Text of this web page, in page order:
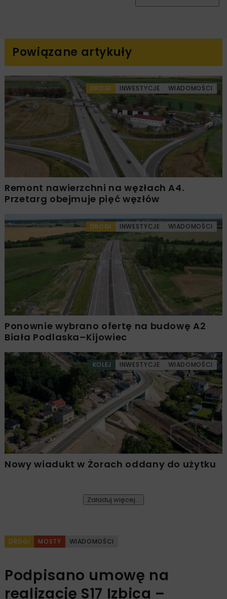
Powiązane artykuły
DROGI INWESTYCJE WIADOMOŚCI
Remont nawierzchni na węzłach A4.
Przetarg obejmuje pięć węzłów
DROGI INWESTYCJE WIADOMOŚCI
Ponownie wybrano ofertę na budowę A2
Biała Podlaska–Kijowiec
KOLEJ INWESTYCJE WIADOMOŚCI
Nowy wiadukt w Żorach oddany do użytku
Załaduj więcej...
DROGI MOSTY WIADOMOŚCI
Podpisano umowę na
realizację S17 Izbica –